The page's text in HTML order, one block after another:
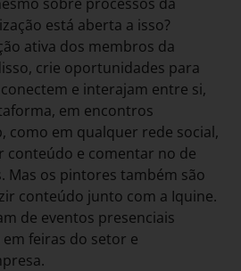
está aberta a isso?
ativa dos membros da
crie oportunidades para
e interajam entre si,
em encontros
como em qualquer rede social,
conteúdo e comentar no de
Mas os pintores também são
conteúdo junto com a Iquine.
de eventos presenciais
feiras do setor e